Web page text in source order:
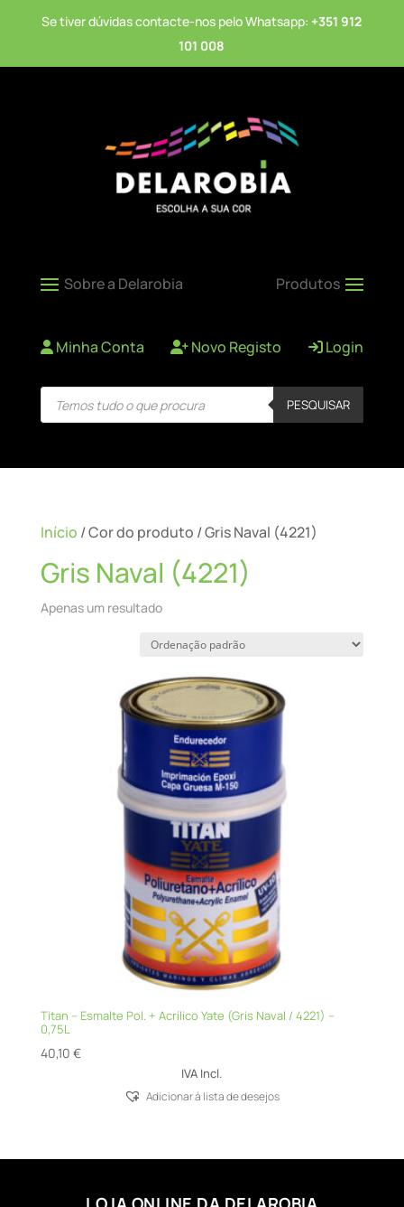
Se tiver dúvidas contacte-nos pelo Whatsapp: +351 912
101 008
Minha Conta Novo Registo Login
Products
search PESQUISAR
Início / Cor do produto / Gris Naval (4221)
Gris Naval (4221)
Apenas um resultado
Titan – Esmalte Pol. + Acrílico Yate (Gris Naval / 4221) –
0,75L
40,10 €
IVA Incl.
Adicionar á lista de desejos